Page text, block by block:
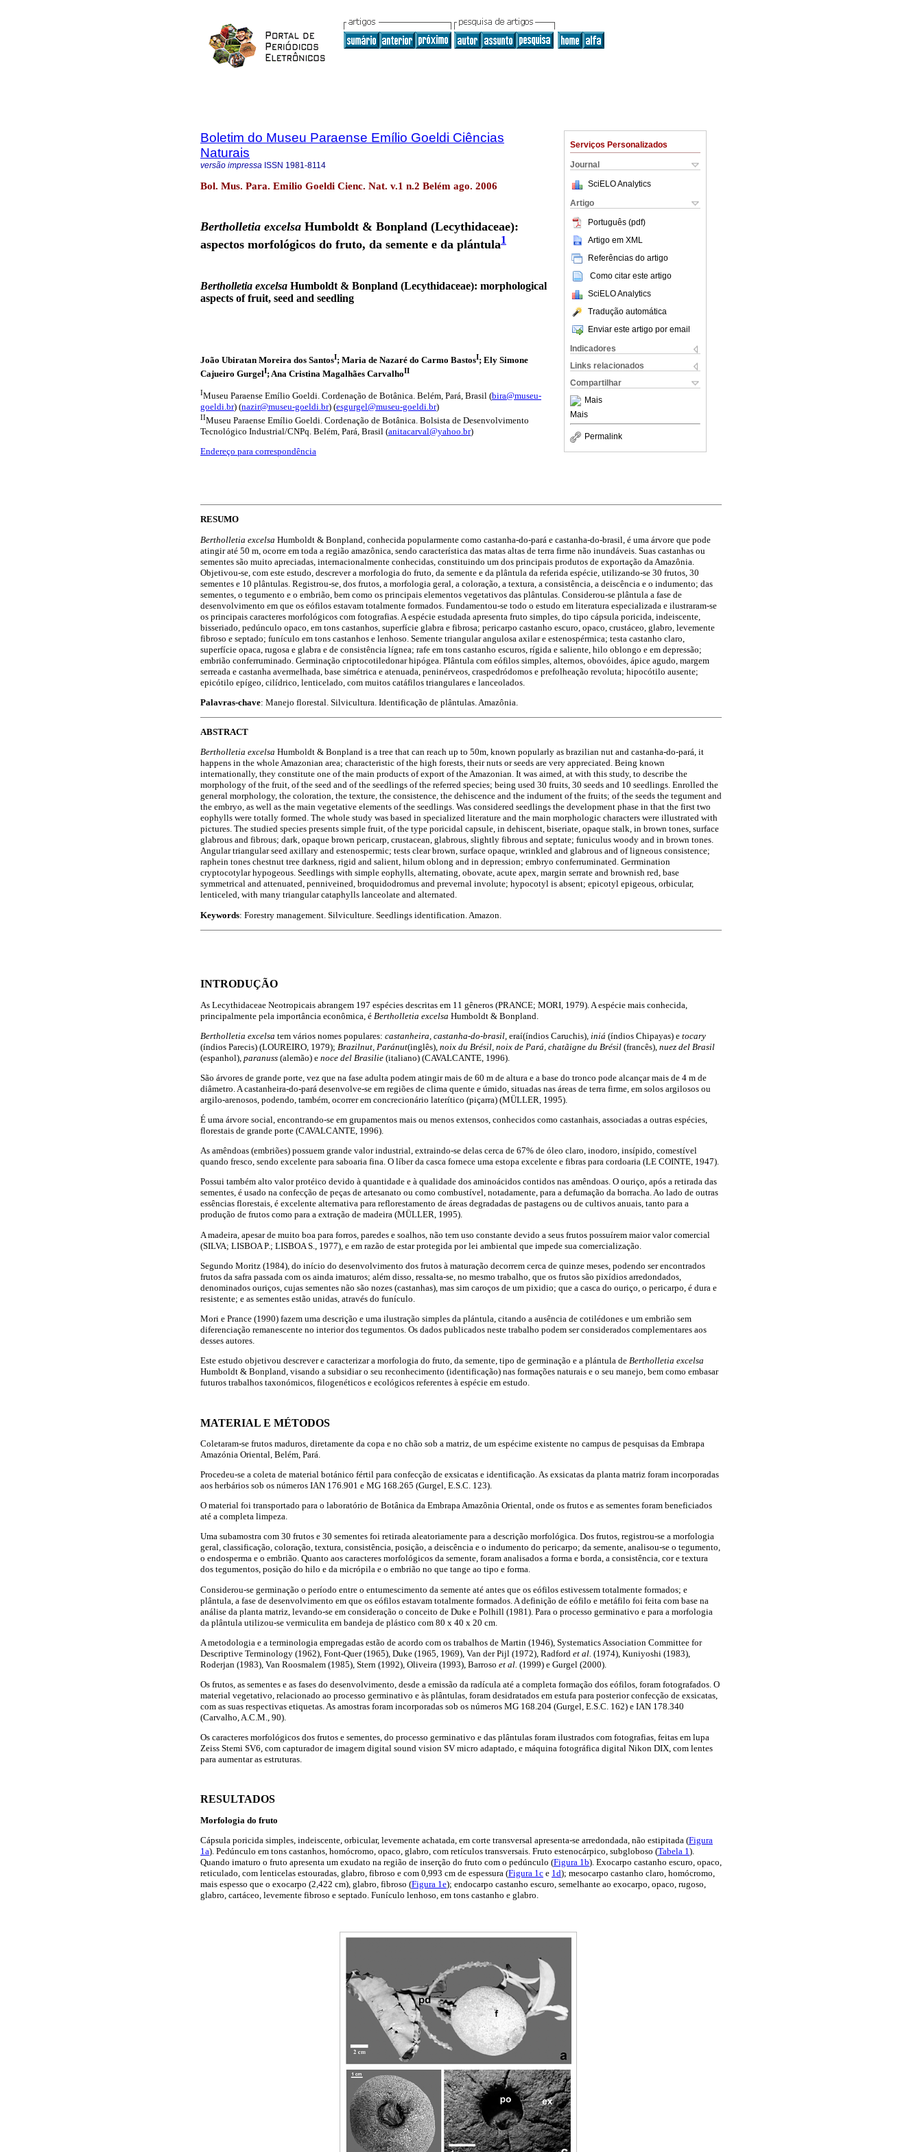
Serviços Personalizados
Journal
SciELO Analytics
Artigo
Português (pdf)
Artigo em XML
Referências do artigo
Como citar este artigo
SciELO Analytics
Tradução automática
Enviar este artigo por email
Indicadores
Links relacionados
Compartilhar
Mais
Mais
Permalink
Boletim do Museu Paraense Emílio Goeldi Ciências
Naturais
versão impressa ISSN 1981-8114
Bol. Mus. Para. Emilio Goeldi Cienc. Nat. v.1 n.2 Belém ago. 2006
Bertholletia excelsa Humboldt & Bonpland (Lecythidaceae):
aspectos morfológicos do fruto, da semente e da plántula1
Bertholletia excelsa Humboldt & Bonpland (Lecythidaceae): morphological
aspects of fruit, seed and seedling
João Ubiratan Moreira dos SantosI; Maria de Nazaré do Carmo BastosI; Ely Simone
Cajueiro GurgelI; Ana Cristina Magalhães CarvalhoII
IMuseu Paraense Emílio Goeldi. Cordenação de Botânica. Belém, Pará, Brasil (bira@museu-
goeldi.br) (nazir@museu-goeldi.br) (esgurgel@museu-goeldi.br)
IIMuseu Paraense Emílio Goeldi. Cordenação de Botânica. Bolsista de Desenvolvimento
Tecnológico Industrial/CNPq. Belém, Pará, Brasil (anitacarval@yahoo.br)
Endereço para correspondência
RESUMO
Bertholletia excelsa Humboldt & Bonpland, conhecida popularmente como castanha-do-pará e castanha-do-brasil, é uma árvore que pode
atingir até 50 m, ocorre em toda a região amazônica, sendo característica das matas altas de terra firme não inundáveis. Suas castanhas ou
sementes são muito apreciadas, internacionalmente conhecidas, constituindo um dos principais produtos de exportação da Amazônia.
Objetivou-se, com este estudo, descrever a morfologia do fruto, da semente e da plântula da referida espécie, utilizando-se 30 frutos, 30
sementes e 10 plântulas. Registrou-se, dos frutos, a morfologia geral, a coloração, a textura, a consistência, a deiscência e o indumento; das
sementes, o tegumento e o embrião, bem como os principais elementos vegetativos das plântulas. Considerou-se plântula a fase de
desenvolvimento em que os eófilos estavam totalmente formados. Fundamentou-se todo o estudo em literatura especializada e ilustraram-se
os principais caracteres morfológicos com fotografias. A espécie estudada apresenta fruto simples, do tipo cápsula poricida, indeiscente,
bisseriado, pedúnculo opaco, em tons castanhos, superfície glabra e fibrosa; pericarpo castanho escuro, opaco, crustáceo, glabro, levemente
fibroso e septado; funículo em tons castanhos e lenhoso. Semente triangular angulosa axilar e estenospérmica; testa castanho claro,
superfície opaca, rugosa e glabra e de consistência lígnea; rafe em tons castanho escuros, rígida e saliente, hilo oblongo e em depressão;
embrião conferruminado. Germinação criptocotiledonar hipógea. Plântula com eófilos simples, alternos, obovóides, ápice agudo, margem
serreada e castanha avermelhada, base simétrica e atenuada, peninérveos, craspedródomos e prefolheação revoluta; hipocótilo ausente;
epicótilo epígeo, cilídrico, lenticelado, com muitos catáfilos triangulares e lanceolados.
Palavras-chave: Manejo florestal. Silvicultura. Identificação de plântulas. Amazônia.
ABSTRACT
Bertholletia excelsa Humboldt & Bonpland is a tree that can reach up to 50m, known popularly as brazilian nut and castanha-do-pará, it
happens in the whole Amazonian area; characteristic of the high forests, their nuts or seeds are very appreciated. Being known
internationally, they constitute one of the main products of export of the Amazonian. It was aimed, at with this study, to describe the
morphology of the fruit, of the seed and of the seedlings of the referred species; being used 30 fruits, 30 seeds and 10 seedlings. Enrolled the
general morphology, the coloration, the texture, the consistence, the dehiscence and the indument of the fruits; of the seeds the tegument and
the embryo, as well as the main vegetative elements of the seedlings. Was considered seedlings the development phase in that the first two
eophylls were totally formed. The whole study was based in specialized literature and the main morphologic characters were illustrated with
pictures. The studied species presents simple fruit, of the type poricidal capsule, in dehiscent, biseriate, opaque stalk, in brown tones, surface
glabrous and fibrous; dark, opaque brown pericarp, crustacean, glabrous, slightly fibrous and septate; funiculus woody and in brown tones.
Angular triangular seed axillary and estenospermic; tests clear brown, surface opaque, wrinkled and glabrous and of ligneous consistence;
raphein tones chestnut tree darkness, rigid and salient, hilum oblong and in depression; embryo conferruminated. Gerrmination
cryptocotylar hypogeous. Seedlings with simple eophylls, alternating, obovate, acute apex, margin serrate and brownish red, base
symmetrical and attenuated, penniveined, broquidodromus and prevernal involute; hypocotyl is absent; epicotyl epigeous, orbicular,
lenticeled, with many triangular cataphylls lanceolate and alternated.
Keywords: Forestry management. Silviculture. Seedlings identification. Amazon.
INTRODUÇÃO
As Lecythidaceae Neotropicais abrangem 197 espécies descritas em 11 gêneros (PRANCE; MORI, 1979). A espécie mais conhecida,
principalmente pela importância econômica, é Bertholletia excelsa Humboldt & Bonpland.
Bertholletia excelsa tem vários nomes populares: castanheira, castanha-do-brasil, eraí(índios Caruchis), iniá (índios Chipayas) e tocary
(índios Parecis) (LOUREIRO, 1979); Brazilnut, Paránut(inglês), noix du Brésil, noix de Pará, chatãigne du Brésil (francês), nuez del Brasil
(espanhol), paranuss (alemão) e noce del Brasilie (italiano) (CAVALCANTE, 1996).
São árvores de grande porte, vez que na fase adulta podem atingir mais de 60 m de altura e a base do tronco pode alcançar mais de 4 m de
diâmetro. A castanheira-do-pará desenvolve-se em regiões de clima quente e úmido, situadas nas áreas de terra firme, em solos argilosos ou
argilo-arenosos, podendo, também, ocorrer em concrecionário laterítico (piçarra) (MÜLLER, 1995).
É uma árvore social, encontrando-se em grupamentos mais ou menos extensos, conhecidos como castanhais, associadas a outras espécies,
florestais de grande porte (CAVALCANTE, 1996).
As amêndoas (embriões) possuem grande valor industrial, extraindo-se delas cerca de 67% de óleo claro, inodoro, insípido, comestível
quando fresco, sendo excelente para saboaria fina. O líber da casca fornece uma estopa excelente e fibras para cordoaria (LE COINTE, 1947).
Possui também alto valor protéico devido à quantidade e à qualidade dos aminoácidos contidos nas amêndoas. O ouriço, após a retirada das
sementes, é usado na confecção de peças de artesanato ou como combustível, notadamente, para a defumação da borracha. Ao lado de outras
essências florestais, é excelente alternativa para reflorestamento de áreas degradadas de pastagens ou de cultivos anuais, tanto para a
produção de frutos como para a extração de madeira (MÜLLER, 1995).
A madeira, apesar de muito boa para forros, paredes e soalhos, não tem uso constante devido a seus frutos possuírem maior valor comercial
(SILVA; LISBOA P.; LISBOA S., 1977), e em razão de estar protegida por lei ambiental que impede sua comercialização.
Segundo Moritz (1984), do início do desenvolvimento dos frutos à maturação decorrem cerca de quinze meses, podendo ser encontrados
frutos da safra passada com os ainda imaturos; além disso, ressalta-se, no mesmo trabalho, que os frutos são pixídios arredondados,
denominados ouriços, cujas sementes não são nozes (castanhas), mas sim caroços de um pixidio; que a casca do ouriço, o pericarpo, é dura e
resistente; e as sementes estão unidas, através do funículo.
Mori e Prance (1990) fazem uma descrição e uma ilustração simples da plántula, citando a ausência de cotilédones e um embrião sem
diferenciação remanescente no interior dos tegumentos. Os dados publicados neste trabalho podem ser considerados complementares aos
desses autores.
Este estudo objetivou descrever e caracterizar a morfologia do fruto, da semente, tipo de germinação e a plántula de Bertholletia excelsa
Humboldt & Bonpland, visando a subsidiar o seu reconhecimento (identificação) nas formações naturais e o seu manejo, bem como embasar
futuros trabalhos taxonómicos, filogenéticos e ecológicos referentes à espécie em estudo.
MATERIAL E MÉTODOS
Coletaram-se frutos maduros, diretamente da copa e no chão sob a matriz, de um espécime existente no campus de pesquisas da Embrapa
Amazónia Oriental, Belém, Pará.
Procedeu-se a coleta de material botánico fértil para confecção de exsicatas e identificação. As exsicatas da planta matriz foram incorporadas
aos herbários sob os números IAN 176.901 e MG 168.265 (Gurgel, E.S.C. 123).
O material foi transportado para o laboratório de Botânica da Embrapa Amazônia Oriental, onde os frutos e as sementes foram beneficiados
até a completa limpeza.
Uma subamostra com 30 frutos e 30 sementes foi retirada aleatoriamente para a descrição morfológica. Dos frutos, registrou-se a morfologia
geral, classificação, coloração, textura, consistência, posição, a deiscência e o indumento do pericarpo; da semente, analisou-se o tegumento,
o endosperma e o embrião. Quanto aos caracteres morfológicos da semente, foram analisados a forma e borda, a consistência, cor e textura
dos tegumentos, posição do hilo e da micrópila e o embrião no que tange ao tipo e forma.
Considerou-se germinação o período entre o entumescimento da semente até antes que os eófilos estivessem totalmente formados; e
plântula, a fase de desenvolvimento em que os eófilos estavam totalmente formados. A definição de eófilo e metáfilo foi feita com base na
análise da planta matriz, levando-se em consideração o conceito de Duke e Polhill (1981). Para o processo germinativo e para a morfologia
da plântula utilizou-se vermiculita em bandeja de plástico com 80 x 40 x 20 cm.
A metodologia e a terminologia empregadas estão de acordo com os trabalhos de Martin (1946), Systematics Association Committee for
Descriptive Terminology (1962), Font-Quer (1965), Duke (1965, 1969), Van der Pijl (1972), Radford et al. (1974), Kuniyoshi (1983),
Roderjan (1983), Van Roosmalem (1985), Stern (1992), Oliveira (1993), Barroso et al. (1999) e Gurgel (2000).
Os frutos, as sementes e as fases do desenvolvimento, desde a emissão da radícula até a completa formação dos eófilos, foram fotografados. O
material vegetativo, relacionado ao processo germinativo e às plântulas, foram desidratados em estufa para posterior confecção de exsicatas,
com as suas respectivas etiquetas. As amostras foram incorporadas sob os números MG 168.204 (Gurgel, E.S.C. 162) e IAN 178.340
(Carvalho, A.C.M., 90).
Os caracteres morfológicos dos frutos e sementes, do processo germinativo e das plântulas foram ilustrados com fotografias, feitas em lupa
Zeiss Stemi SV6, com capturador de imagem digital sound vision SV micro adaptado, e máquina fotográfica digital Nikon DIX, com lentes
para aumentar as estruturas.
RESULTADOS
Morfologia do fruto
Cápsula poricida simples, indeiscente, orbicular, levemente achatada, em corte transversal apresenta-se arredondada, não estipitada (Figura
1a). Pedúnculo em tons castanhos, homócromo, opaco, glabro, com retículos transversais. Fruto estenocárpico, subgloboso (Tabela 1 ).
Quando imaturo o fruto apresenta um exudato na região de inserção do fruto com o pedúnculo (Figura 1b). Exocarpo castanho escuro, opaco,
reticulado, com lenticelas estouradas, glabro, fibroso e com 0,993 cm de espessura (Figura 1c e 1d); mesocarpo castanho claro, homócromo,
mais espesso que o exocarpo (2,422 cm), glabro, fibroso (Figura 1e); endocarpo castanho escuro, semelhante ao exocarpo, opaco, rugoso,
glabro, cartáceo, levemente fibroso e septado. Funículo lenhoso, em tons castanho e glabro.